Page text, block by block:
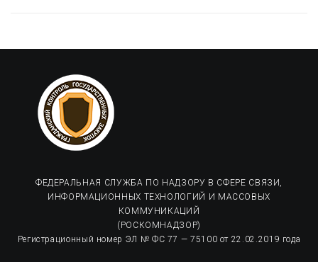
ФЕДЕРАЛЬНАЯ СЛУЖБА ПО НАДЗОРУ В СФЕРЕ СВЯЗИ,
ИНФОРМАЦИОННЫХ ТЕХНОЛОГИЙ И МАССОВЫХ
КОММУНИКАЦИЙ
(РОСКОМНАДЗОР)
Регистрационный номер ЭЛ № ФС 77 — 75100 от 22.02.2019 года